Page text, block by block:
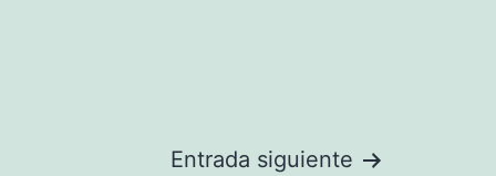
Entrada siguiente